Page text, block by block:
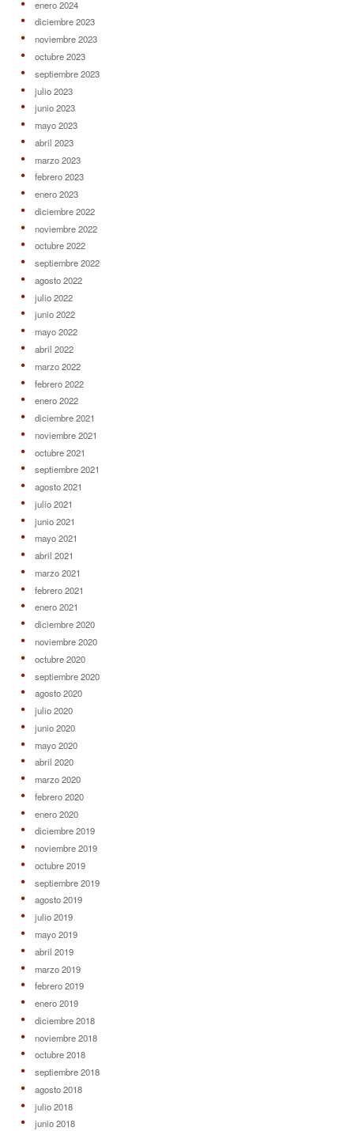
enero 2024
diciembre 2023
noviembre 2023
octubre 2023
septiembre 2023
julio 2023
junio 2023
mayo 2023
abril 2023
marzo 2023
febrero 2023
enero 2023
diciembre 2022
noviembre 2022
octubre 2022
septiembre 2022
agosto 2022
julio 2022
junio 2022
mayo 2022
abril 2022
marzo 2022
febrero 2022
enero 2022
diciembre 2021
noviembre 2021
octubre 2021
septiembre 2021
agosto 2021
julio 2021
junio 2021
mayo 2021
abril 2021
marzo 2021
febrero 2021
enero 2021
diciembre 2020
noviembre 2020
octubre 2020
septiembre 2020
agosto 2020
julio 2020
junio 2020
mayo 2020
abril 2020
marzo 2020
febrero 2020
enero 2020
diciembre 2019
noviembre 2019
octubre 2019
septiembre 2019
agosto 2019
julio 2019
mayo 2019
abril 2019
marzo 2019
febrero 2019
enero 2019
diciembre 2018
noviembre 2018
octubre 2018
septiembre 2018
agosto 2018
julio 2018
junio 2018